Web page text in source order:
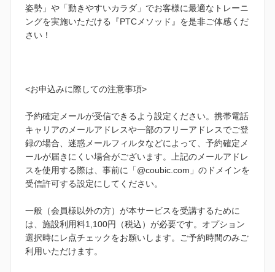
姿勢」や「動きやすいカラダ」でお客様に最適なトレーニ
ングを実施いただける『PTCメソッド』を是非ご体感くだ
さい！
<お申込みに際しての注意事項>
予約確定メールが受信できるよう設定ください。携帯電話
キャリアのメールアドレスや一部のフリーアドレスでご登
録の場合、迷惑メールフィルタなどによって、予約確定メ
ールが届きにくい場合がございます。上記のメールアドレ
スを使用する際は、事前に「@coubic.com」のドメインを
受信許可する設定にしてください。
一般（会員様以外の方）が本サービスを受講するために
は、施設利用料1,100円（税込）が必要です。オプション
選択時にレ点チェックをお願いします。ご予約時間のみご
利用いただけます。